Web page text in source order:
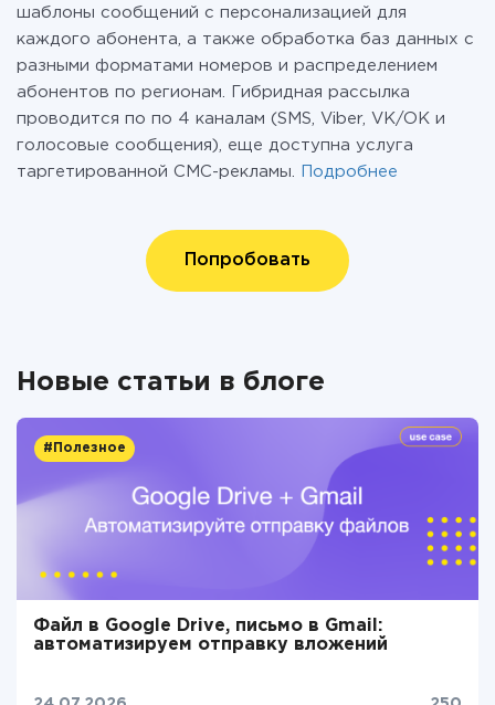
шаблоны сообщений с персонализацией для
каждого абонента, а также обработка баз данных с
разными форматами номеров и распределением
абонентов по регионам. Гибридная рассылка
проводится по по 4 каналам (SMS, Viber, VK/OK и
голосовые сообщения), еще доступна услуга
таргетированной СМС-рекламы.
Подробнее
Попробовать
Новые статьи в блоге
#Полезное
Файл в Google Drive, письмо в Gmail:
автоматизируем отправку вложений